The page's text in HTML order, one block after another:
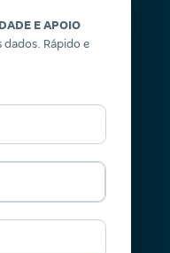
E APOIO
dados. Rápido e